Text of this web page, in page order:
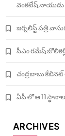
వెంకటేష్ నాయుడు
జర్నలిస్ట్ పత్రి
సీఎం రమేష్
చంద్రబాబు
ఏపీ లో ఆ 11
ARCHIVES